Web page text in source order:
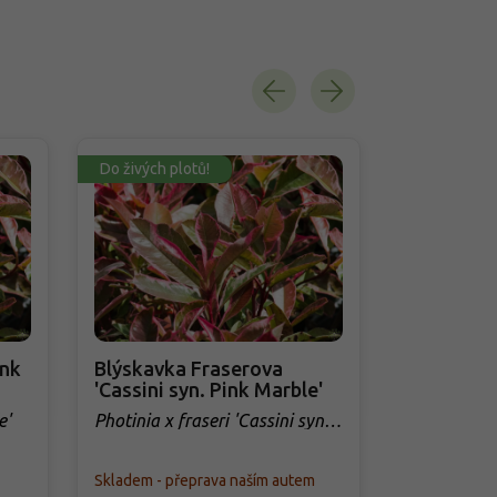
Do živých plotů!
Blýskavka Fraserova
'Cassini syn. Pink Marble'
Photinia x fraseri 'Cassini syn.
Skladem - přeprava naším autem